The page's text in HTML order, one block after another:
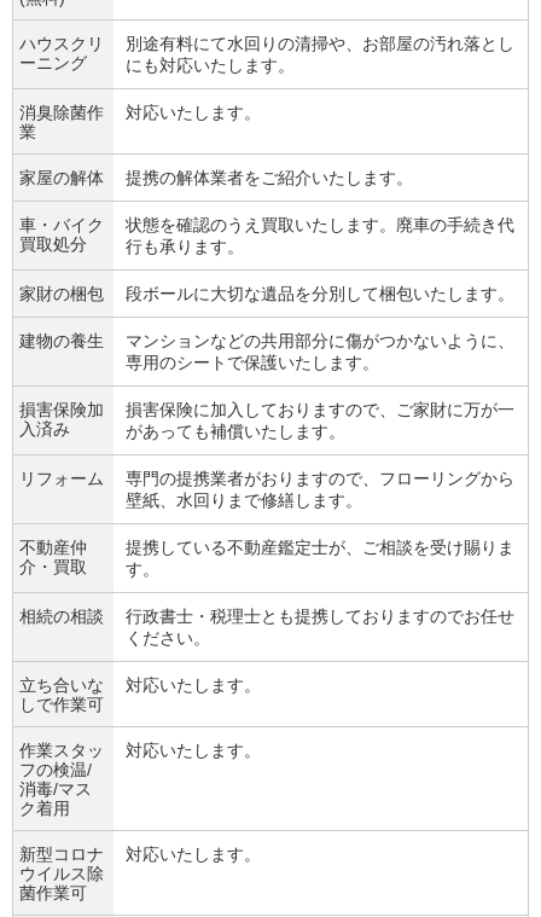
ハウスクリ
ーニング
別途有料にて水回りの清掃や、お部屋の汚れ落とし
にも対応いたします。
消臭除菌作
業
対応いたします。
家屋の解体 提携の解体業者をご紹介いたします。
車・バイク
買取処分
状態を確認のうえ買取いたします。廃車の手続き代
行も承ります。
家財の梱包 段ボールに大切な遺品を分別して梱包いたします。
建物の養生
マンションなどの共用部分に傷がつかないように、
専用のシートで保護いたします。
損害保険加
入済み
損害保険に加入しておりますので、ご家財に万が一
があっても補償いたします。
リフォーム
専門の提携業者がおりますので、フローリングから
壁紙、水回りまで修繕します。
不動産仲
介・買取
提携している不動産鑑定士が、ご相談を受け賜りま
す。
相続の相談
行政書士・税理士とも提携しておりますのでお任せ
ください。
立ち合いな
しで作業可
対応いたします。
作業スタッ
フの検温/
消毒/マス
ク着用
対応いたします。
新型コロナ
ウイルス除
菌作業可
対応いたします。